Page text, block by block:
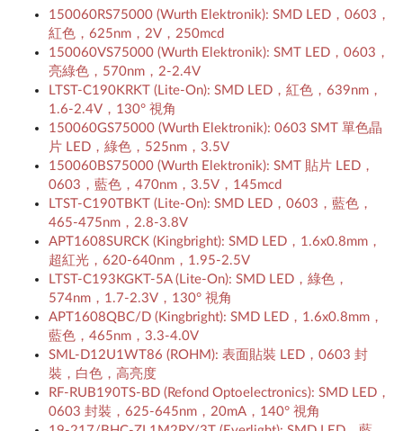
150060RS75000 (Wurth Elektronik): SMD LED，0603，
紅色，625nm，2V，250mcd
150060VS75000 (Wurth Elektronik): SMT LED，0603，
亮綠色，570nm，2-2.4V
LTST-C190KRKT (Lite-On): SMD LED，紅色，639nm，
1.6-2.4V，130° 視角
150060GS75000 (Wurth Elektronik): 0603 SMT 單色晶
片 LED，綠色，525nm，3.5V
150060BS75000 (Wurth Elektronik): SMT 貼片 LED，
0603，藍色，470nm，3.5V，145mcd
LTST-C190TBKT (Lite-On): SMD LED，0603，藍色，
465-475nm，2.8-3.8V
APT1608SURCK (Kingbright): SMD LED，1.6x0.8mm，
超紅光，620-640nm，1.95-2.5V
LTST-C193KGKT-5A (Lite-On): SMD LED，綠色，
574nm，1.7-2.3V，130° 視角
APT1608QBC/D (Kingbright): SMD LED，1.6x0.8mm，
藍色，465nm，3.3-4.0V
SML-D12U1WT86 (ROHM): 表面貼裝 LED，0603 封
裝，白色，高亮度
RF-RUB190TS-BD (Refond Optoelectronics): SMD LED，
0603 封裝，625-645nm，20mA，140° 視角